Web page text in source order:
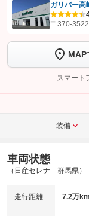
【STEP1】 認証画面で
トーク画面で
完了してくだ
ガリバー高
〒370-
MAP
スマート
装備
車両状態
（日産セレナ 群馬県）
走行距離 7.2万km